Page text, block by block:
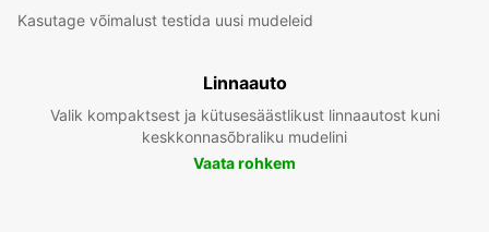
Kasutage võimalust testida uusi mudeleid
Linnaauto
Valik kompaktsest ja kütusesäästlikust linnaautost kuni
keskkonnasõbraliku mudelini
Vaata rohkem